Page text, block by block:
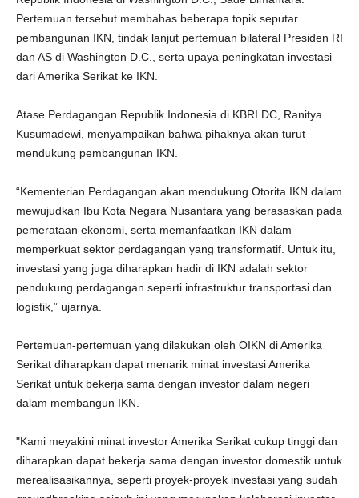
Pertemuan tersebut membahas beberapa topik seputar
pembangunan IKN, tindak lanjut pertemuan bilateral Presiden RI
dan AS di Washington D.C., serta upaya peningkatan investasi
dari Amerika Serikat ke IKN.
Atase Perdagangan Republik Indonesia di KBRI DC, Ranitya
Kusumadewi, menyampaikan bahwa pihaknya akan turut
mendukung pembangunan IKN.
“Kementerian Perdagangan akan mendukung Otorita IKN dalam
mewujudkan Ibu Kota Negara Nusantara yang berasaskan pada
pemerataan ekonomi, serta memanfaatkan IKN dalam
memperkuat sektor perdagangan yang transformatif. Untuk itu,
investasi yang juga diharapkan hadir di IKN adalah sektor
pendukung perdagangan seperti infrastruktur transportasi dan
logistik,” ujarnya.
Pertemuan-pertemuan yang dilakukan oleh OIKN di Amerika
Serikat diharapkan dapat menarik minat investasi Amerika
Serikat untuk bekerja sama dengan investor dalam negeri
dalam membangun IKN.
"Kami meyakini minat investor Amerika Serikat cukup tinggi dan
diharapkan dapat bekerja sama dengan investor domestik untuk
merealisasikannya, seperti proyek-proyek investasi yang sudah